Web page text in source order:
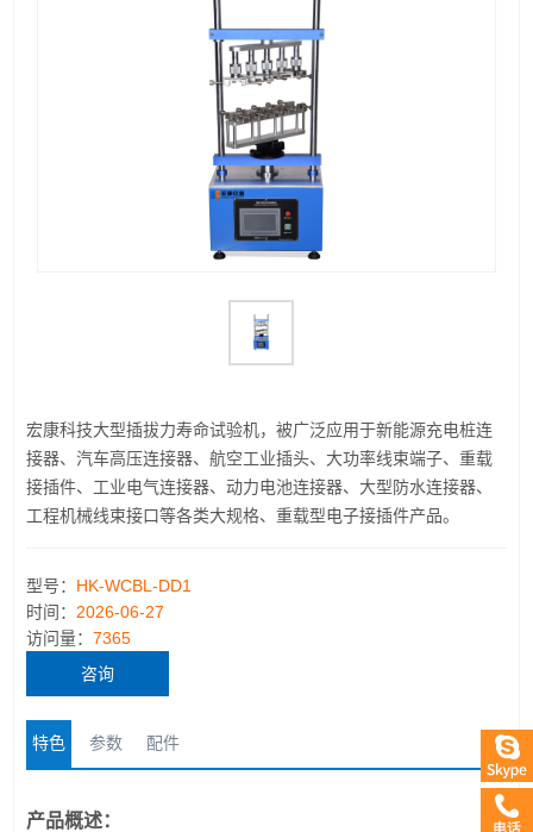
宏康科技大型插拔力寿命试验机，被广泛应用于新能源充电桩连
接器、汽车高压连接器、航空工业插头、大功率线束端子、重载
接插件、工业电气连接器、动力电池连接器、大型防水连接器、
工程机械线束接口等各类大规格、重载型电子接插件产品。
型号： HK-WCBL-DD1
时间： 2026-06-27
访问量：7365
咨询
特色 参数 配件
产品概述：